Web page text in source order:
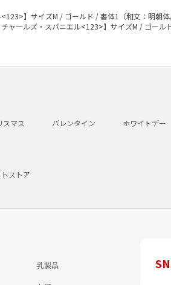
】サイズM / ゴールド / 書体1（和文：明朝体/
ャールズ・スパニエル<123>】サイズM / ゴール
スマス バレンタイン ホワイトデー
ストア
乳製品